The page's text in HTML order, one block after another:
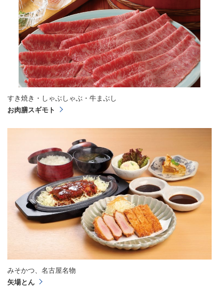
すき焼き・しゃぶしゃぶ・牛まぶし
お肉膳スギモト
みそかつ、名古屋名物
矢場とん